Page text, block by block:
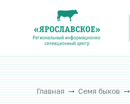
Главная Семя быков